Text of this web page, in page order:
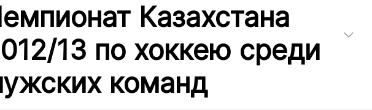
Казахстана
13 по хоккею среди
команд